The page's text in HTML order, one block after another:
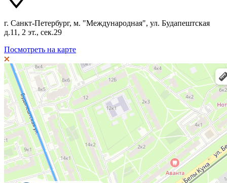
г. Санкт-Петербург, м. "Международная", ул. Будапештская
д.11, 2 эт., сек.29
Посмотреть на карте